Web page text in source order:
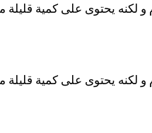
لكنه يحتوى على كمية قليلة
لكنه يحتوى على كمية قليلة